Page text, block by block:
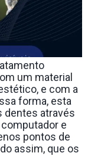
um material
e com a
forma, esta
dentes através
e
pontos de
assim, que os